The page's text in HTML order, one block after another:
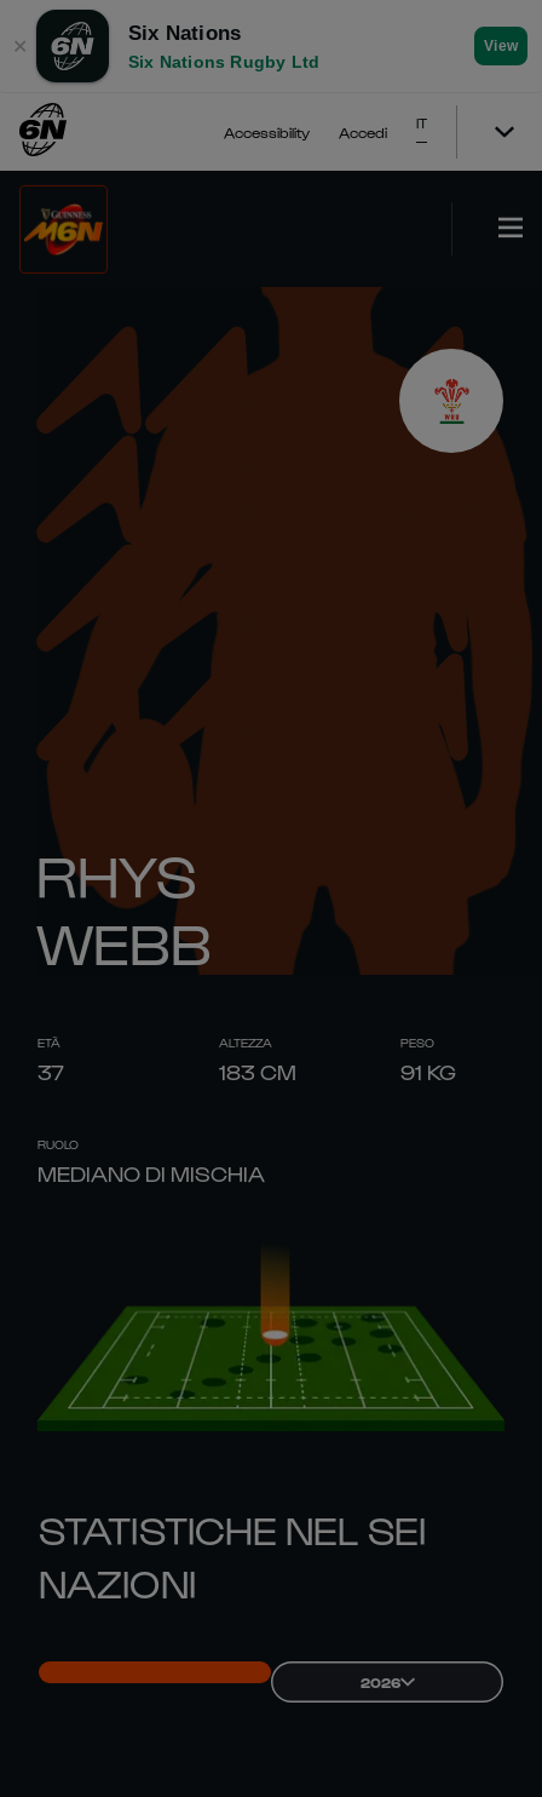
✕
Six Nations
Six Nations Rugby Ltd
View
Accessibility Accedi
IT
RHYS
WEBB
ETÀ
37
ALTEZZA
183 CM
PESO
91 KG
RUOLO
MEDIANO DI MISCHIA
STATISTICHE NEL SEI
NAZIONI
2026